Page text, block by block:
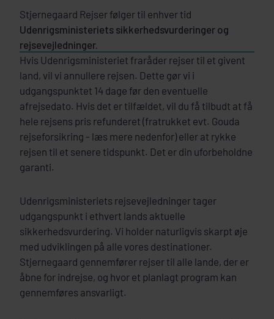
Stjernegaard Rejser følger til enhver tid
Udenrigsministeriets sikkerhedsvurderinger og
rejsevejledninger.
Hvis Udenrigsministeriet fraråder rejser til et givent
land, vil vi annullere rejsen. Dette gør vi i
udgangspunktet 14 dage før den eventuelle
afrejsedato. Hvis det er tilfældet, vil du få tilbudt at få
hele rejsens pris refunderet (fratrukket evt. Gouda
rejseforsikring - læs mere nedenfor) eller at rykke
rejsen til et senere tidspunkt. Det er din uforbeholdne
garanti.
Udenrigsministeriets rejsevejledninger tager
udgangspunkt i ethvert lands aktuelle
sikkerhedsvurdering. Vi holder naturligvis skarpt øje
med udviklingen på alle vores destinationer.
Stjernegaard gennemfører rejser til alle lande, der er
åbne for indrejse, og hvor et planlagt program kan
gennemføres ansvarligt.